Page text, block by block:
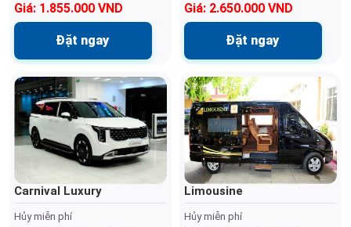
Giá: 1.855.000 VND
Đặt ngay
Giá: 2.650.000 VND
Đặt ngay
Carnival Luxury
Hủy miễn phí
Limousine
Hủy miễn phí